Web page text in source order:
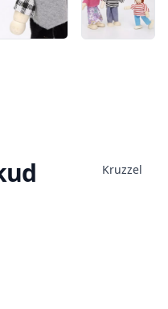
Kruzzel